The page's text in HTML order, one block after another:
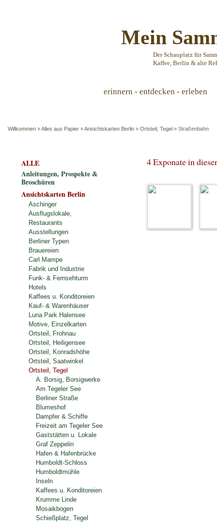
Mein
Der Schauplatz für
Kaffee, Berlin & alte
erinnern - entdecken - erleben
Willkommen »Alles aus Papier »Ansichtskarten Berlin » Ortsteil, Tegel » Straßenbahn
4 Exponate in
ALLE
Anleitungen, Prospekte &
Broschüren
Ansichtskarten Berlin
Aschinger
Ausflugslokale,
Restaurants
Ausstellungen
Berliner Typen
Brauereien
Carl Mampe
Fabrik und Industrie
Funk- & Fernsehturm
Hotels
Kaffees u. Konditoreien
Kauf- & Warenhäuser
Luna Park Halensee
Motive, Einzelkarten
Ortsteil, Frohnau
Ortsteil, Heiligensee
Ortsteil, Konradshöhe
Ortsteil, Saatwinkel
Ortsteil, Tegel
A. Borsig, Borsigwerke
Am Tegeler See
Berliner Straße
Blumeshof
Dampfer & Schiffe
Freizeit am Tegeler See
Gaststätten u. Lokale
Graf Zeppelin
Hafen & Hafenbrücke
Humboldt-Schloss
Humboldtmühle
Inseln
Kaffees u. Konditoreien
Krumme Linde
Mosaikbogen
Schießplatz, Tegel